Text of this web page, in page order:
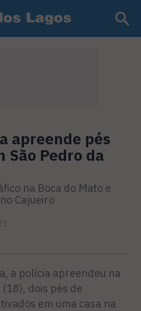
apreende pés
São Pedro da
na Boca do Mato e
Cajueiro
a polícia apreendeu na
dois pés de
em uma casa na